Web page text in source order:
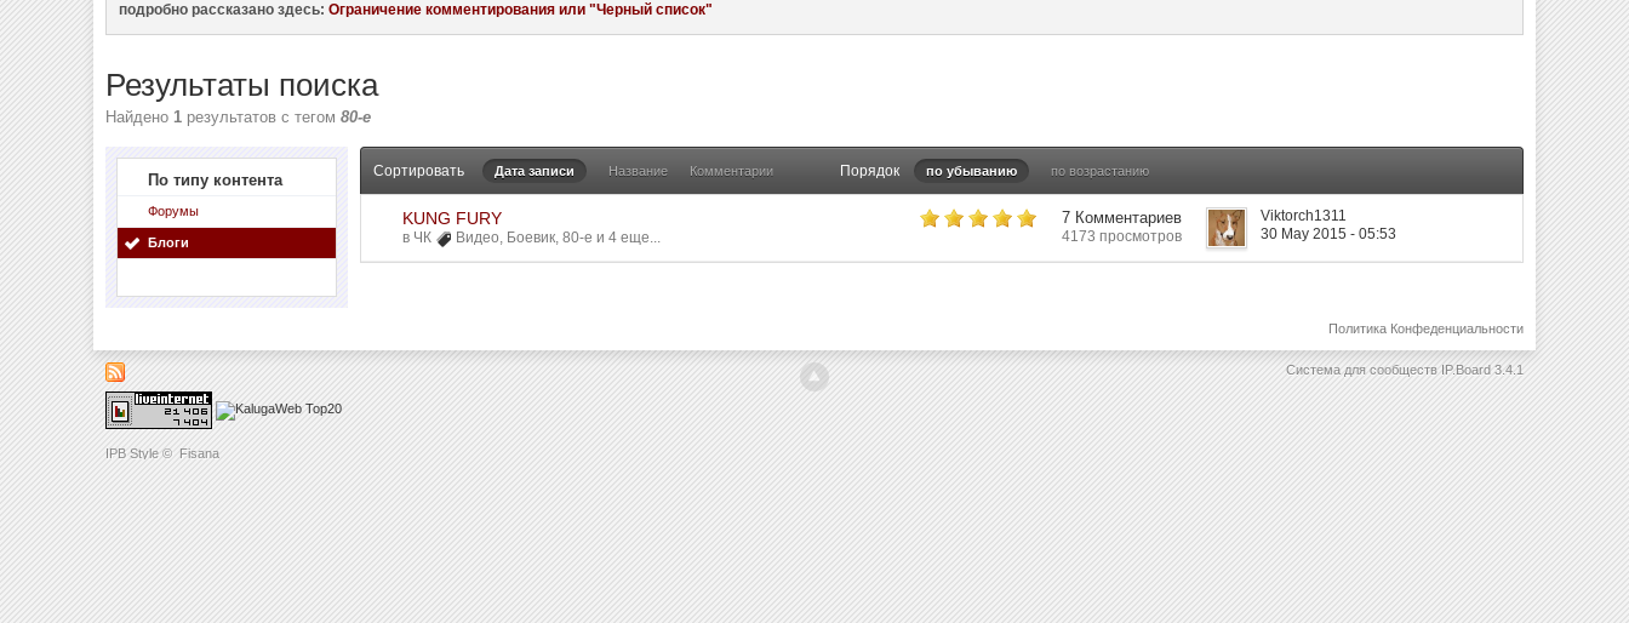
IPB Style © Fisana
подробно рассказано здесь:Ограничение комментирования или "Черный список"
Результаты поиска
Найдено1 результатов с тегом80-е
По типу контента
Форумы
Блоги
Сортировать Дата записи Название Комментарии Порядок по убыванию по возрастанию
KUNG FURY
в ЧК Видео, Боевик,80-е и 4 еще...
7 Комментариев
4173 просмотров
Viktorch1311
30 May 2015 - 05:53
Политика Конфеденциальности
Система для сообществ IP.Board 3.4.1